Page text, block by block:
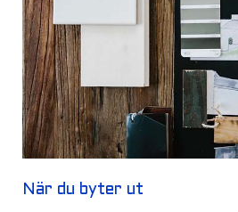
När du byter ut